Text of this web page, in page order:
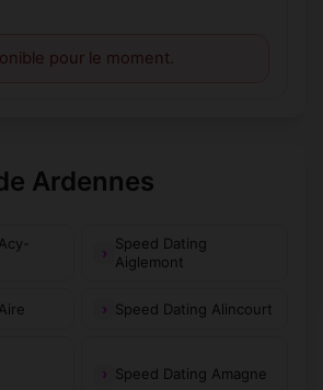
pour le moment.
Ardennes
Speed Dating
Aiglemont
Speed Dating Alincourt
Speed Dating Amagne